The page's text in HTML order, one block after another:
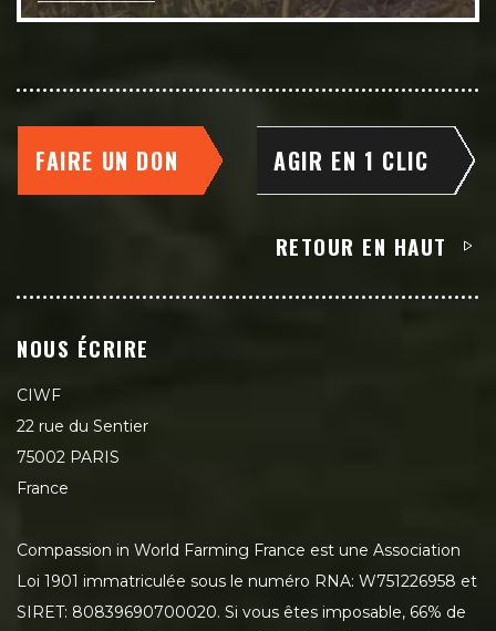
FAIRE UN DON AGIR EN 1 CLIC
RETOUR EN HAUT
NOUS ÉCRIRE
CIWF
22 rue du Sentier
75002 PARIS
France
Compassion in World Farming France est une Association
Loi 1901 immatriculée sous le numéro RNA: W751226958 et
SIRET: 80839690700020. Si vous êtes imposable, 66% de